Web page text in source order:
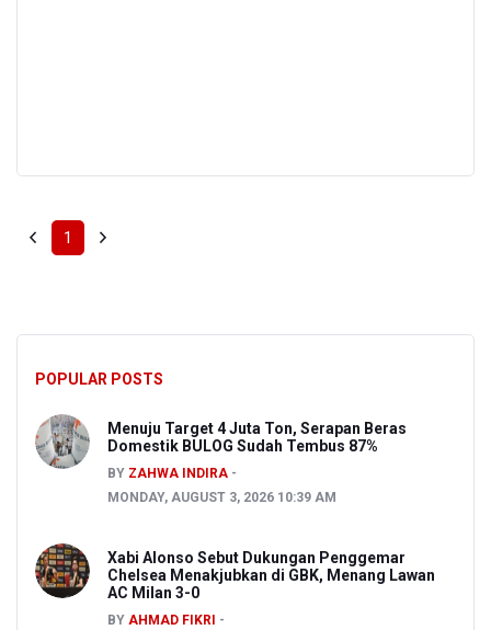
1
POPULAR POSTS
Menuju Target 4 Juta Ton, Serapan Beras
Domestik BULOG Sudah Tembus 87%
BY ZAHWA INDIRA
MONDAY, AUGUST 3, 2026 10:39 AM
Xabi Alonso Sebut Dukungan Penggemar
Chelsea Menakjubkan di GBK, Menang Lawan
AC Milan 3-0
BY AHMAD FIKRI